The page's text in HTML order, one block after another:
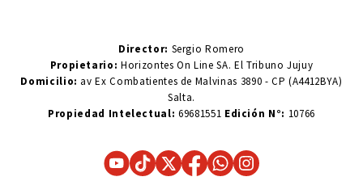
Director: Sergio Romero
Propietario:Horizontes On Line SA. El Tribuno Jujuy
Domicilio: av Ex Combatientes de Malvinas 3890 - CP (A4412BYA)
Salta.
Propiedad Intelectual: 69681551 Edición N°: 10766